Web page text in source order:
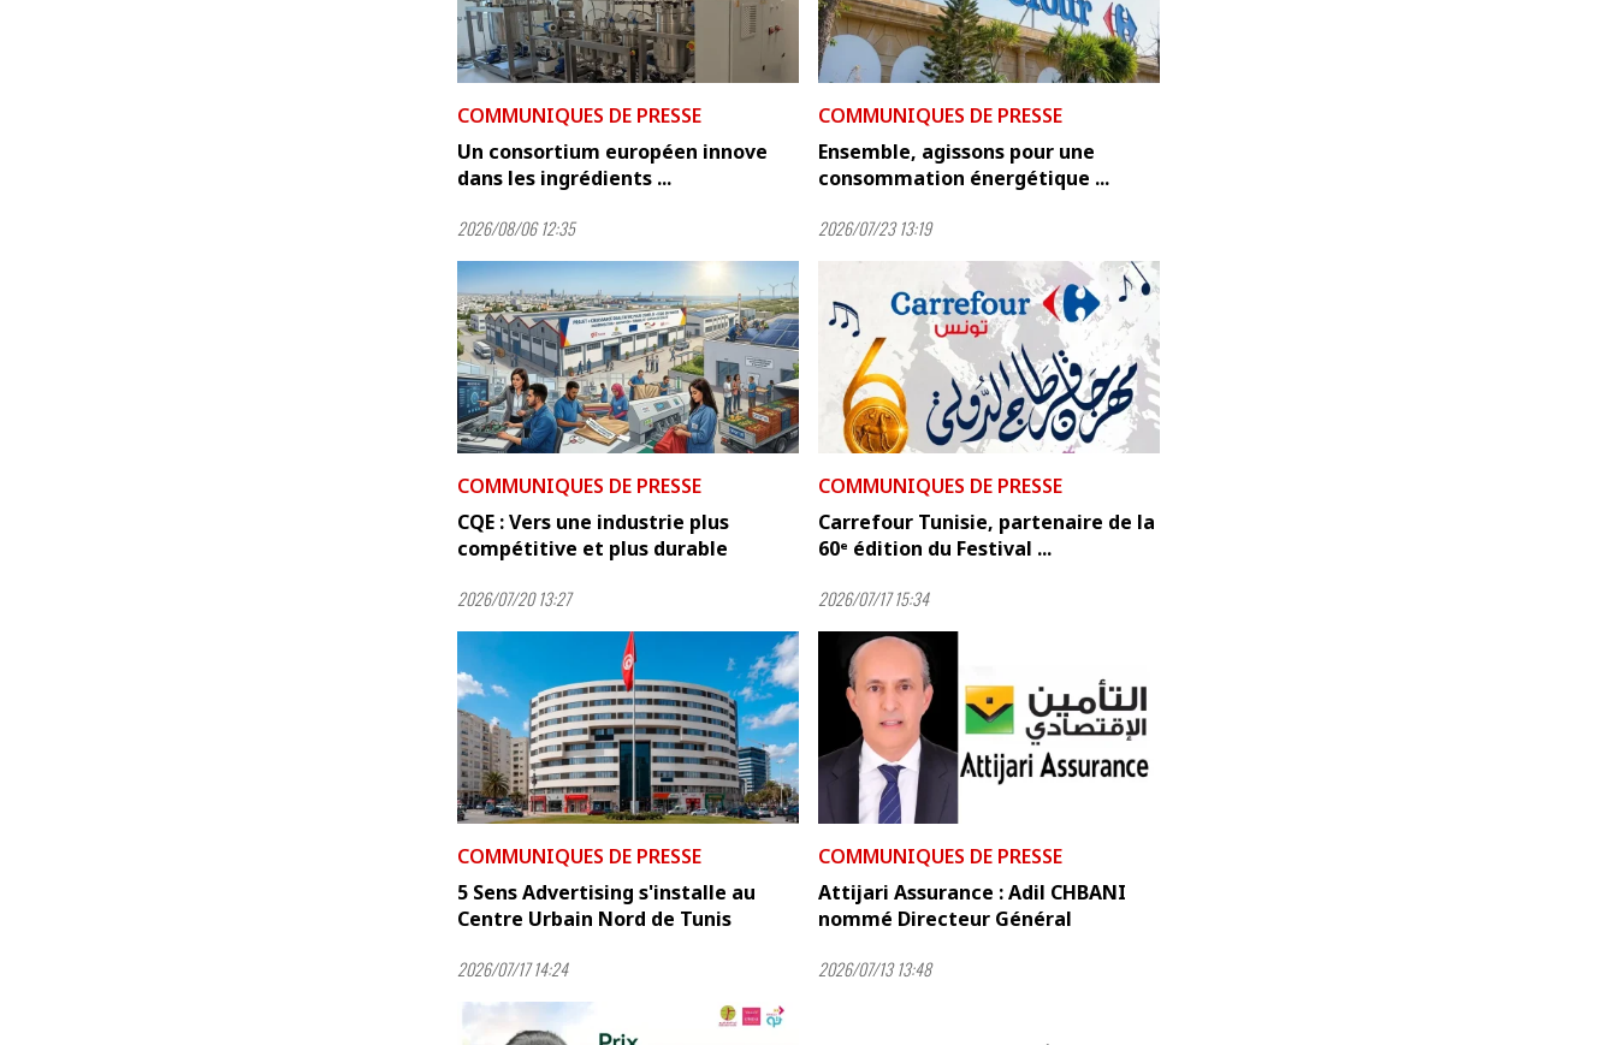
COMMUNIQUES DE PRESSE
Un consortium européen innove
dans les ingrédients ...
2026/08/06 12:35
COMMUNIQUES DE PRESSE
Ensemble, agissons pour une
consommation énergétique ...
2026/07/23 13:19
COMMUNIQUES DE PRESSE
CQE : Vers une industrie plus
compétitive et plus durable
2026/07/20 13:27
COMMUNIQUES DE PRESSE
Carrefour Tunisie, partenaire de la
60ᵉ édition du Festival ...
2026/07/17 15:34
COMMUNIQUES DE PRESSE
5 Sens Advertising s'installe au
Centre Urbain Nord de Tunis
2026/07/17 14:24
COMMUNIQUES DE PRESSE
Attijari Assurance : Adil CHBANI
nommé Directeur Général
2026/07/13 13:48